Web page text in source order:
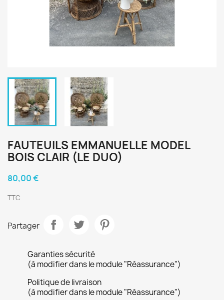
FAUTEUILS EMMANUELLE MODEL
BOIS CLAIR (LE DUO)
80,00 €
TTC
Partager
Garanties sécurité
(à modifier dans le module "Réassurance")
Politique de livraison
(à modifier dans le module "Réassurance")